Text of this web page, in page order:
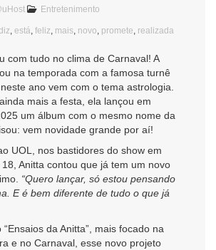
Entretenimento
está feliz mais novo promete realizada
com tudo no clima de Carnaval! A
na temporada com a famosa turnê
ano vem com o tema astrologia.
mais a festa, ela lançou em
um álbum com o mesmo nome da
vem novidade grande por aí!
UOL, nos bastidores do show em
Anitta contou que já tem um novo
“Quero lançar, só estou pensando
E é bem diferente de tudo o que já
da Anitta”, mais focado na
e no Carnaval, esse novo projeto